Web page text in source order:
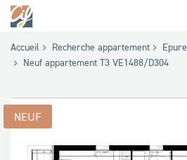
Accueil Recherche appartement
Epure
Neuf appartement T3 VE1488/D304
NEUF